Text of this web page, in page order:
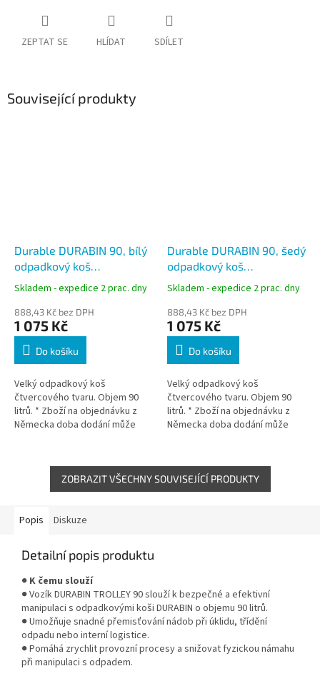
ZEPTAT SE HLÍDAT SDÍLET
Související produkty
Durable DURABIN 90, bílý
odpadkový koš
čtvercového tvaru,
kapacita 90 litrů
Skladem - expedice 2 prac. dny
888,43 Kč bez DPH
1 075 Kč
Do košíku
Velký odpadkový koš
čtvercového tvaru. Objem 90
litrů. * Zboží na objednávku z
Německa doba dodání může
Durable DURABIN 90, šedý
odpadkový koš
čtvercového tvaru,
kapacita 90 litrů
Skladem - expedice 2 prac. dny
888,43 Kč bez DPH
1 075 Kč
Do košíku
Velký odpadkový koš
čtvercového tvaru. Objem 90
litrů. * Zboží na objednávku z
Německa doba dodání může
ZOBRAZIT VŠECHNY SOUVISEJÍCÍ PRODUKTY
Popis Diskuze
Detailní popis produktu
● K čemu slouží
● Vozík DURABIN TROLLEY 90 slouží k bezpečné a efektivní
manipulaci s odpadkovými koši DURABIN o objemu 90 litrů.
● Umožňuje snadné přemisťování nádob při úklidu, třídění
odpadu nebo interní logistice.
● Pomáhá zrychlit provozní procesy a snižovat fyzickou námahu
při manipulaci s odpadem.